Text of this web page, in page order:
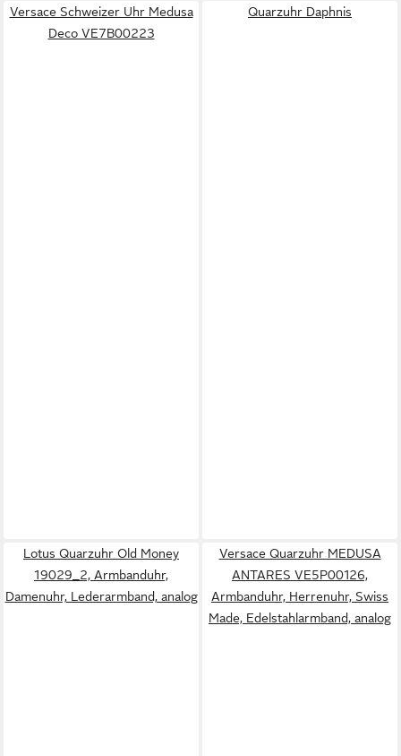
Versace Schweizer Uhr Medusa
Deco VE7B00223
Quarzuhr Daphnis
Lotus Quarzuhr Old Money
19029_2, Armbanduhr,
Damenuhr, Lederarmband, analog
Versace Quarzuhr MEDUSA
ANTARES VE5P00126,
Armbanduhr, Herrenuhr, Swiss
Made, Edelstahlarmband, analog